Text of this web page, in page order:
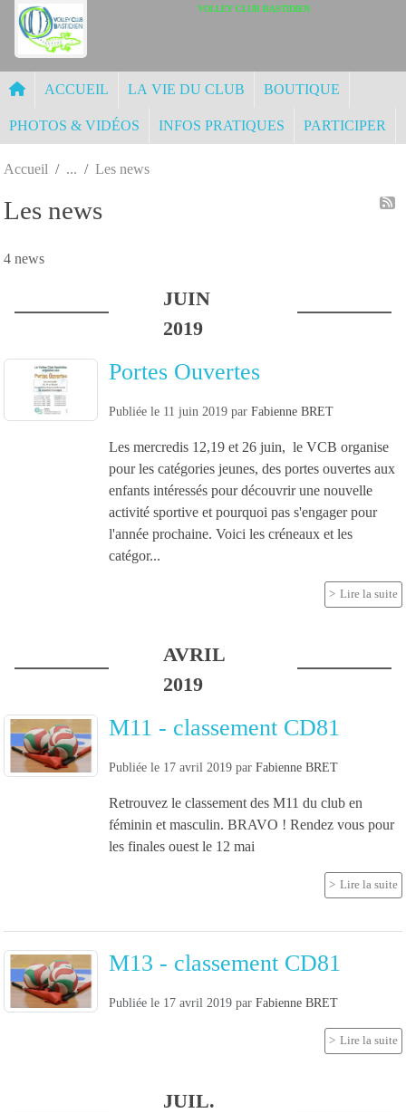
VOLLEY CLUB BASTIDIEN
ACCUEIL LA VIE DU CLUB BOUTIQUE
PHOTOS & VIDÉOS INFOS PRATIQUES PARTICIPER
Accueil Les news
Les news
4 news
JUIN
2019
Portes Ouvertes
Publiée le 11 juin 2019 par Fabienne BRET
Les mercredis 12,19 et 26 juin, le VCB organise
pour les catégories jeunes, des portes ouvertes aux
enfants intéressés pour découvrir une nouvelle
activité sportive et pourquoi pas s'engager pour
l'année prochaine. Voici les créneaux et les
catégor...
Lire la suite
AVRIL
2019
M11 - classement CD81
Publiée le 17 avril 2019 par Fabienne BRET
Retrouvez le classement des M11 du club en
féminin et masculin. BRAVO ! Rendez vous pour
les finales ouest le 12 mai
Lire la suite
M13 - classement CD81
Publiée le 17 avril 2019 par Fabienne BRET
Lire la suite
JUIL.
Panneau de gestion des cookies